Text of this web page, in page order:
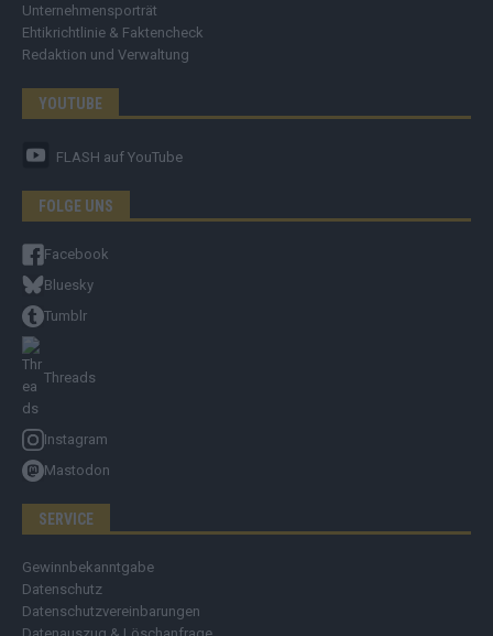
Unternehmensporträt
Ehtikrichtlinie & Faktencheck
Redaktion und Verwaltung
YOUTUBE
FLASH auf YouTube
FOLGE UNS
Facebook
Bluesky
Tumblr
Threads
Instagram
Mastodon
SERVICE
Gewinnbekanntgabe
Datenschutz
Datenschutzvereinbarungen